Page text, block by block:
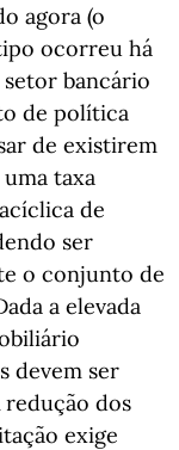
agora (o
ocorreu há
bancário
de política
de existirem
taxa
de
ser
o conjunto de
a elevada
devem ser
dos
exige